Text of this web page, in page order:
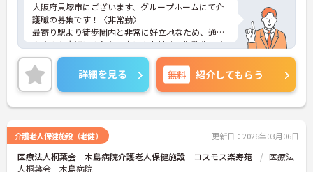
大阪府貝塚市にございます、グループホームにて介
護職の募集です！〈非常勤〉
最寄り駅より徒歩圏内と非常に好立地なため、通い
やすさを大切にされたい方にもお勧めの勤務先です
♪
日勤帯のみのお仕事ですので、ご家庭をお持ちの方
も働きやすい勤務時間◎
ご興味のある方は、マイナビ介護職までお問い合わ
せください。
詳細を見る 無料 紹介してもらう
介護老人保健施設（老健） 更新日：2026年03月06日
医療法人桐葉会 木島病院介護老人保健施設 コスモス楽寿苑
医療法
人桐葉会 木島病院